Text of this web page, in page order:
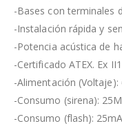
-Bases con terminales
-Instalación rápida y
-Potencia acústica de
-Certificado ATEX. Ex
-Alimentación (Voltaje):
-Consumo (sirena):
-Consumo (flash): 25mA